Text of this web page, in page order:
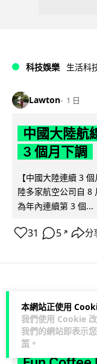
本網站正使用
我們使用 Cookie
我們的網站即表示
策 。
科技娛樂 生活科
Lawton 1 日
中國大陸航
3 個月下調
【中國大陸連續 3
陸多家航空公司自 8
為年內連續第 3 個...
31 5 ↗ 分
Lawton 1 日